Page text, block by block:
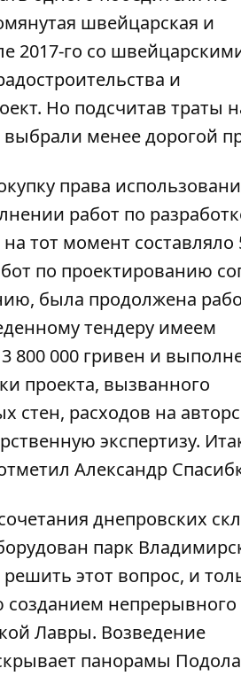
швейцарская и
2017-го со
и
Но подсчитав траты
менее дорогой
права
работ по
тот момент составляло
по проектированию
была продолжена
тендеру имеем
800 000 гривен и
проекта, вызванного
стен, расходов на
экспертизу.
Александр
днепровских
парк
этот вопрос, и
созданием непрерывного
Лавры. Возведение
панорамы